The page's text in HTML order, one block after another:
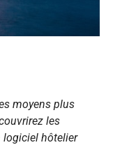
moyens plus
les
logiciel hôtelier